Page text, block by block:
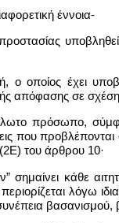
έννοια-
ο οποίος έχει
απόφασης σε σχέση
πρόσωπο,
που
του άρθρου 10·
σημαίνει κάθε
λόγω